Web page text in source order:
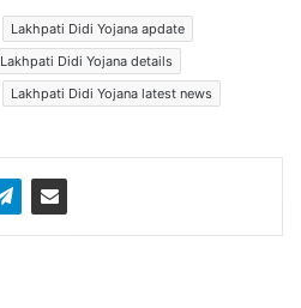
Lakhpati Didi Yojana apdate
Lakhpati Didi Yojana details
Lakhpati Didi Yojana latest news